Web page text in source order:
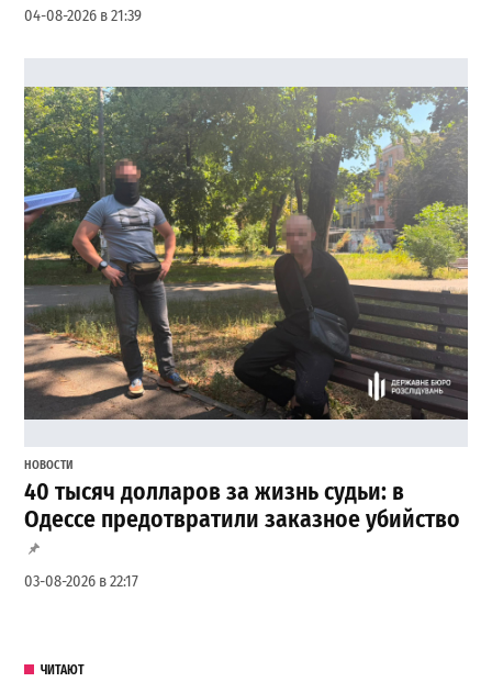
04-08-2026 в 21:39
НОВОСТИ
40 тысяч долларов за жизнь судьи: в
Одессе предотвратили заказное убийство
03-08-2026 в 22:17
ЧИТАЮТ